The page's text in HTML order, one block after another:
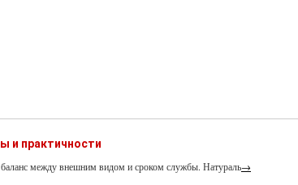
и практичности
между внешним видом и сроком службы. Натураль→